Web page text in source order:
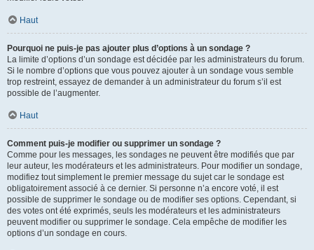
Haut
Pourquoi ne puis-je pas ajouter plus d’options à un sondage ?
La limite d’options d’un sondage est décidée par les administrateurs du forum.
Si le nombre d’options que vous pouvez ajouter à un sondage vous semble
trop restreint, essayez de demander à un administrateur du forum s’il est
possible de l’augmenter.
Haut
Comment puis-je modifier ou supprimer un sondage ?
Comme pour les messages, les sondages ne peuvent être modifiés que par
leur auteur, les modérateurs et les administrateurs. Pour modifier un sondage,
modifiez tout simplement le premier message du sujet car le sondage est
obligatoirement associé à ce dernier. Si personne n’a encore voté, il est
possible de supprimer le sondage ou de modifier ses options. Cependant, si
des votes ont été exprimés, seuls les modérateurs et les administrateurs
peuvent modifier ou supprimer le sondage. Cela empêche de modifier les
options d’un sondage en cours.